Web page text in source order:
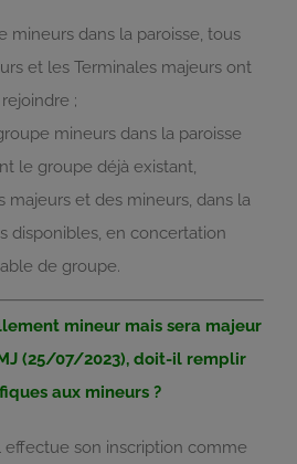
mineurs dans la paroisse, tous
et les Terminales majeurs ont
;
groupe mineurs dans la paroisse
le groupe déjà existant,
majeurs et des mineurs, dans la
disponibles, en concertation
de groupe.
mineur mais sera majeur
(25/07/2023), doit-il remplir
aux mineurs ?
effectue son inscription comme